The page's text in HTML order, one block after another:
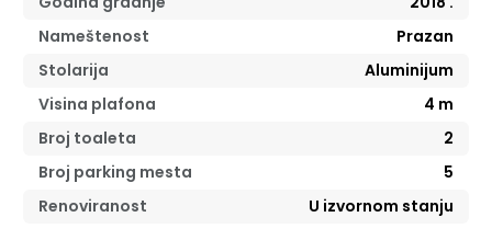
Nameštenost
Prazan
Stolarija
Aluminijum
Visina plafona
4 m
Broj toaleta
2
Broj parking mesta
5
Renoviranost
U izvornom stanju